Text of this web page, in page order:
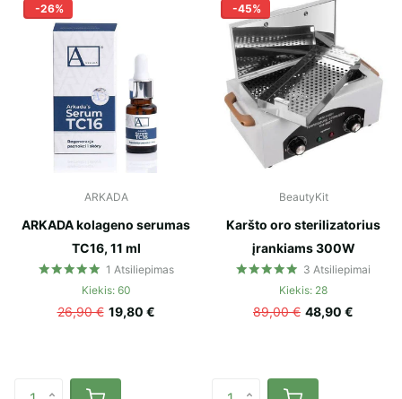
-26%
ARKADA
ARKADA kolageno serumas
TC16, 11 ml
1 Atsiliepimas
Kiekis: 60
26,90 € 19,80 €
-45%
BeautyKit
Karšto oro sterilizatorius
įrankiams 300W
3 Atsiliepimai
Kiekis: 28
89,00 € 48,90 €